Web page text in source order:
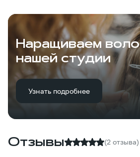
Наращиваем
нашей студии
Узнать подробнее
Отзывы (2 отзыва)